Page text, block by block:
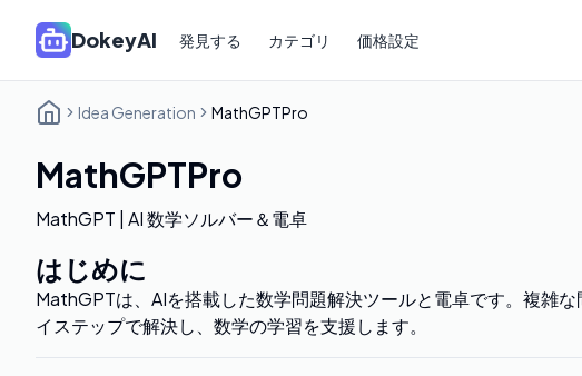
DokeyAI 発見する カテゴリ 価格設定
Idea Generation MathGPTPro
MathGPTPro
MathGPT | AI 数学ソルバー＆電卓
はじめに
MathGPTは、AIを搭載した数学問題解決ツールと電卓です。複雑
イステップで解決し、数学の学習を支援します。